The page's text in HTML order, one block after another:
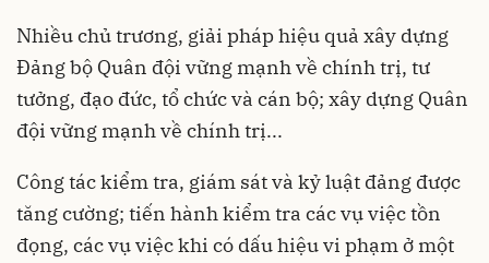
Nhiều chủ trương, giải pháp hiệu quả xây dựng
Đảng bộ Quân đội vững mạnh về chính trị, tư
tưởng, đạo đức, tổ chức và cán bộ; xây dựng Quân
đội vững mạnh về chính trị...
Công tác kiểm tra, giám sát và kỷ luật đảng được
tăng cường; tiến hành kiểm tra các vụ việc tồn
đọng, các vụ việc khi có dấu hiệu vi phạm ở một